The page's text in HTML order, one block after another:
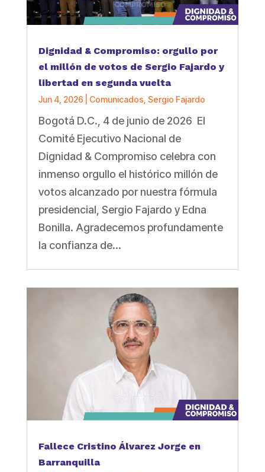
Dignidad & Compromiso: orgullo por
el millón de votos de Sergio Fajardo y
libertad en segunda vuelta
Jun 4, 2026 Comunicados Sergio Fajardo
Bogotá D.C., 4 de junio de 2026 El
Comité Ejecutivo Nacional de
Dignidad & Compromiso celebra con
inmenso orgullo el histórico millón de
votos alcanzado por nuestra fórmula
presidencial, Sergio Fajardo y Edna
Bonilla. Agradecemos profundamente
la confianza de...
Fallece Cristino Álvarez Jorge en
Barranquilla